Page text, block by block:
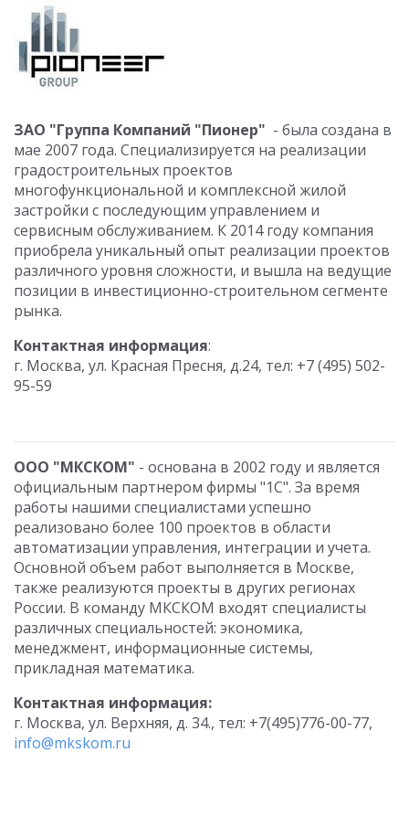
ЗАО "Группа Компаний "Пионер" - была создана в
мае 2007 года. Специализируется на реализации
градостроительных проектов
многофункциональной и комплексной жилой
застройки с последующим управлением и
сервисным обслуживанием. К 2014 году компания
приобрела уникальный опыт реализации проектов
различного уровня сложности, и вышла на ведущие
позиции в инвестиционно-строительном сегменте
рынка.
Контактная информация:
г. Москва, ул. Красная Пресня, д.24, тел: +7 (495) 502-
95-59
ООО "МКСКОМ" - основана в 2002 году и является
официальным партнером фирмы "1С". За время
работы нашими специалистами успешно
реализовано более 100 проектов в области
автоматизации управления, интеграции и учета.
Основной объем работ выполняется в Москве,
также реализуются проекты в других регионах
России. В команду МКСКОМ входят специалисты
различных специальностей: экономика,
менеджмент, информационные системы,
прикладная математика.
Контактная информация:
г. Москва, ул. Верхняя, д. 34., тел: +7(495)776-00-77,
info@mkskom.ru